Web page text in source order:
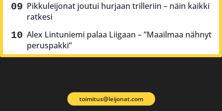
Pikkuleijonat joutui hurjaan trilleriin – näin kaikki
ratkesi
Alex Lintuniemi palaa Liigaan – ”Maailmaa nähnyt
peruspakki”
toimitus@leijonat.com